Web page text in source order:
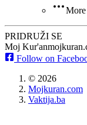
More
PRIDRUŽI SE
Moj Kur'an
Follow on
© 2026
Mojkuran.com
Vaktija.ba